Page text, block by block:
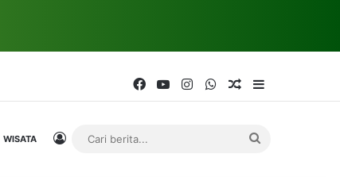
FacebookYouTubeInstagramWhatsAppRandom Article
WISATA Log In